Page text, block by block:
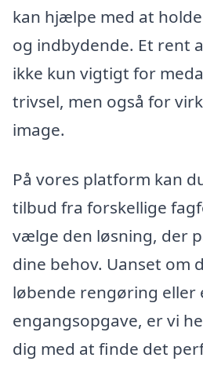
kan hjælpe med at
og indbydende. Et rent
ikke kun vigtigt for
trivsel, men også for
image.
På vores platform kan
tilbud fra forskellige
vælge den løsning, der
dine behov. Uanset om
løbende rengøring eller
engangsopgave, er vi
dig med at finde det